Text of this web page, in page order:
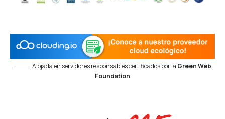
Alojada en servidores responsables certificados por la Green Web
Foundation